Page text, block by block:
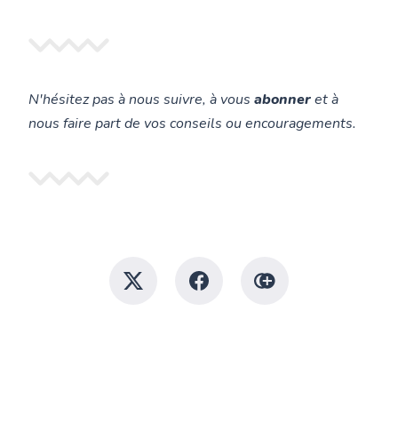
N'hésitez pas à nous suivre, à vousabonneret à
nous faire part de vos conseils ou encouragements.